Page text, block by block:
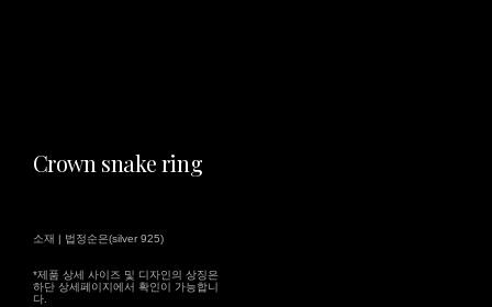
Crown snake ring
소재 | 법정순은(silver 925)
*제품 상세 사이즈 및 디자인의 상징은
하단 상세페이지에서 확인이 가능합니
다.